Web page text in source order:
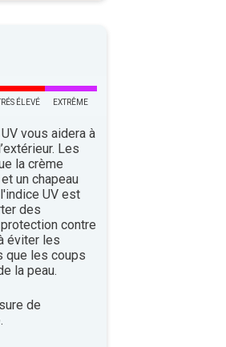
ÉLEVÉ EXTRÊME
vous aidera à
Les
la crème
un chapeau
UV est
des
contre
éviter les
que les coups
la peau.
de